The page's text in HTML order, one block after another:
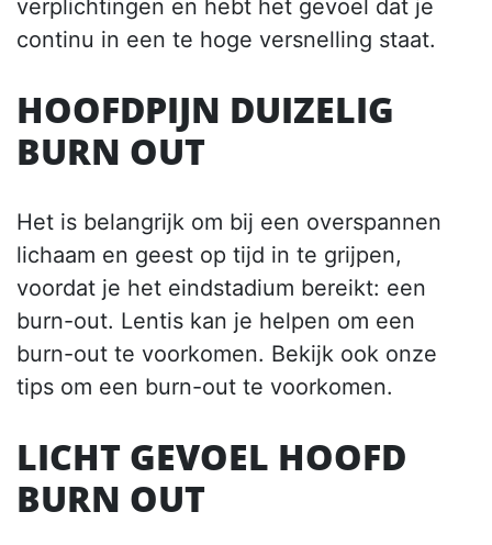
verplichtingen en hebt het gevoel dat je
continu in een te hoge versnelling staat.
HOOFDPIJN DUIZELIG
BURN OUT
Het is belangrijk om bij een overspannen
lichaam en geest op tijd in te grijpen,
voordat je het eindstadium bereikt: een
burn-out. Lentis kan je helpen om een
burn-out te voorkomen. Bekijk ook onze
tips om een burn-out te voorkomen.
LICHT GEVOEL HOOFD
BURN OUT